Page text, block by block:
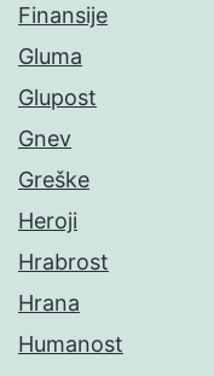
Finansije
Gluma
Glupost
Gnev
Greške
Heroji
Hrabrost
Hrana
Humanost